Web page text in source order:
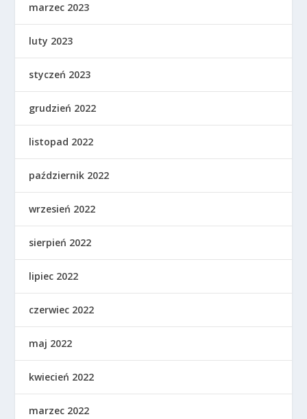
marzec 2023
luty 2023
styczeń 2023
grudzień 2022
listopad 2022
październik 2022
wrzesień 2022
sierpień 2022
lipiec 2022
czerwiec 2022
maj 2022
kwiecień 2022
marzec 2022